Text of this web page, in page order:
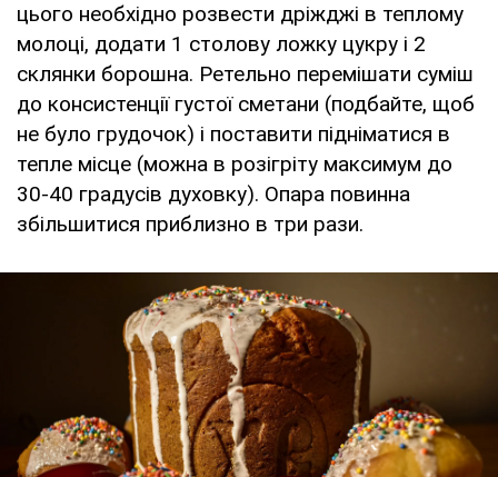
цього необхідно розвести дріжджі в теплому
молоці, додати 1 столову ложку цукру і 2
склянки борошна. Ретельно перемішати суміш
до консистенції густої сметани (подбайте, щоб
не було грудочок) і поставити підніматися в
тепле місце (можна в розігріту максимум до
30-40 градусів духовку). Опара повинна
збільшитися приблизно в три рази.